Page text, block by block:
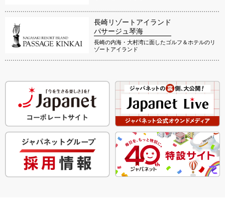
長崎リゾートアイランド
パサージュ琴海
長崎の内海・大村湾に面したゴルフ＆ホテルのリ
ゾートアイランド